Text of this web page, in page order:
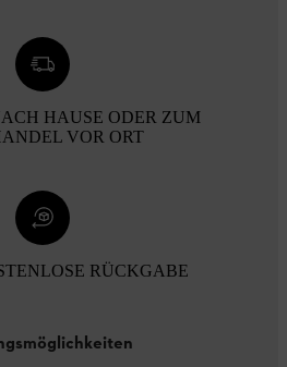
HAUSE ODER ZUM
VOR ORT
RÜCKGABE